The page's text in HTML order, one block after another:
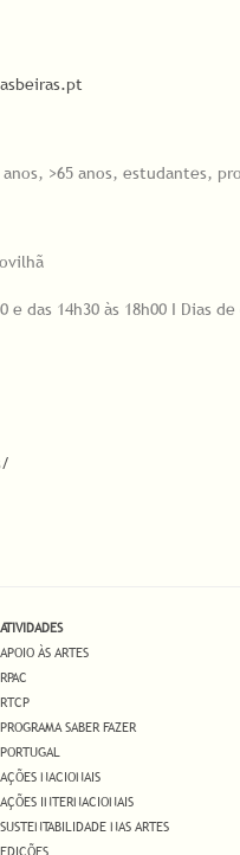
>65 anos, estudantes,
e das 14h30 às 18h00 I
ATIVIDADES
APOIO ÀS ARTES
RPAC
RTCP
PROGRAMA SABER FAZER
PORTUGAL
AÇÕES NACIONAIS
AÇÕES INTERNACIONAIS
SUSTENTABILIDADE NAS ARTES